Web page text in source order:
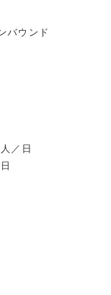
バウンド
／日
日